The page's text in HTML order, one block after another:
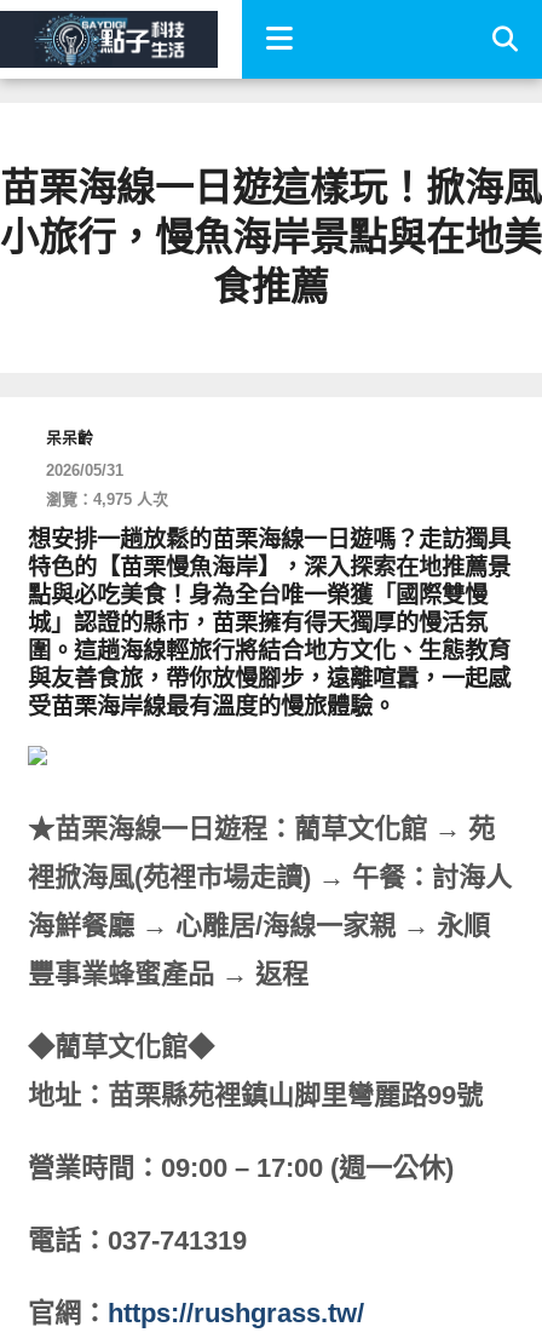
苗栗海線一日遊這樣玩！掀海風
小旅行，慢魚海岸景點與在地美
食推薦
呆呆齡
2026/05/31
瀏覽：4,975 人次
想安排一趟放鬆的苗栗海線一日遊嗎？走訪獨具
特色的【苗栗慢魚海岸】，深入探索在地推薦景
點與必吃美食！身為全台唯一榮獲「國際雙慢
城」認證的縣市，苗栗擁有得天獨厚的慢活氛
圍。這趟海線輕旅行將結合地方文化、生態教育
與友善食旅，帶你放慢腳步，遠離喧囂，一起感
受苗栗海岸線最有溫度的慢旅體驗。
★苗栗海線一日遊程：藺草文化館 → 苑
裡掀海風(苑裡市場走讀) → 午餐：討海人
海鮮餐廳 → 心雕居/海線一家親 → 永順
豐事業蜂蜜產品 → 返程
◆藺草文化館◆
地址：苗栗縣苑裡鎮山脚里彎麗路99號
營業時間：09:00 – 17:00 (週一公休)
電話：037-741319
官網： https://rushgrass.tw/